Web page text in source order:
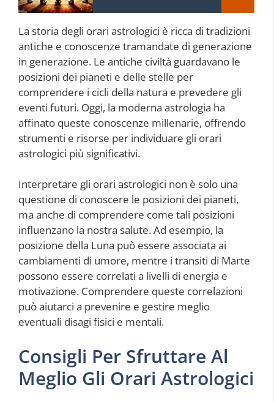
La storia degli orari astrologici è ricca di tradizioni
antiche e conoscenze tramandate di generazione
in generazione. Le antiche civiltà guardavano le
posizioni dei pianeti e delle stelle per
comprendere i cicli della natura e prevedere gli
eventi futuri. Oggi, la moderna astrologia ha
affinato queste conoscenze millenarie, offrendo
strumenti e risorse per individuare gli orari
astrologici più significativi.
Interpretare gli orari astrologici non è solo una
questione di conoscere le posizioni dei pianeti,
ma anche di comprendere come tali posizioni
influenzano la nostra salute. Ad esempio, la
posizione della Luna può essere associata ai
cambiamenti di umore, mentre i transiti di Marte
possono essere correlati a livelli di energia e
motivazione. Comprendere queste correlazioni
può aiutarci a prevenire e gestire meglio
eventuali disagi fisici e mentali.
Consigli Per Sfruttare Al
Meglio Gli Orari Astrologici